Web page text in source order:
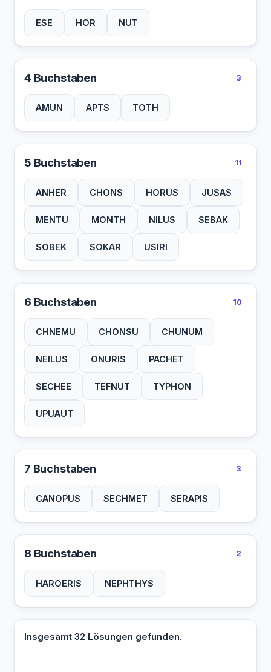
ESE HOR NUT
4 Buchstaben 3
AMUN APTS TOTH
5 Buchstaben 11
ANHER CHONS HORUS JUSAS
MENTU MONTH NILUS SEBAK
SOBEK SOKAR USIRI
6 Buchstaben 10
CHNEMU CHONSU CHUNUM
NEILUS ONURIS PACHET
SECHEE TEFNUT TYPHON
UPUAUT
7 Buchstaben 3
CANOPUS SECHMET SERAPIS
8 Buchstaben 2
HAROERIS NEPHTHYS
Insgesamt 32 Lösungen gefunden.